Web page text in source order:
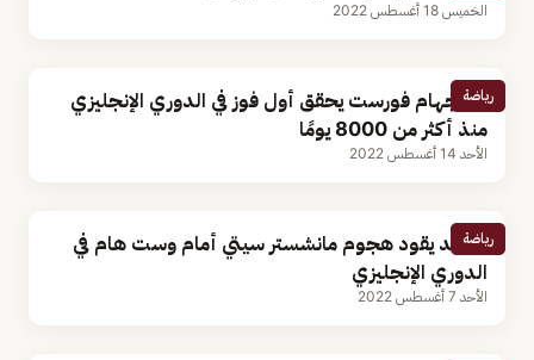
الخميس 18 أغسطس 2022
رياضة
نوتنجهام فورست يحقق أول فوز في الدوري الإنجليزي
منذ أكثر من 8000 يومًا
الأحد 14 أغسطس 2022
رياضة
هالاند يقود هجوم مانشستر سيتي أمام وست هام في
الدوري الإنجليزي
الأحد 7 أغسطس 2022